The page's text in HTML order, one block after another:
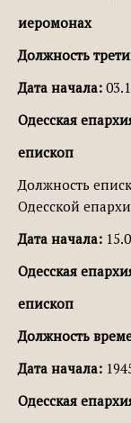
иеромонах
Должность
Дата начала:
Одесская
епископ
Должность
Одесской
Дата начала:
Одесская
епископ
Должность
Дата начала:
Одесская